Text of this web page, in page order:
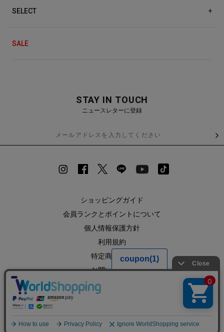
SELECT +
SALE
STAY IN TOUCH
ニュースレターに登録
ショッピングガイド
会員ランクとポイントについて
個人情報保護方針
利用規約
特定商取引法
お問い合わせ
企業情報